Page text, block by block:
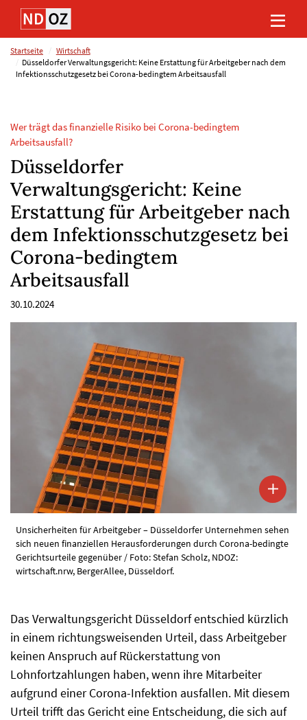
Direkt
Inhalt
(Eingabetaste)
Direkt
Hauptmenu
(Eingabetaste)
Direkt
Suche
(Eingabetaste)
Direkt
Footer
(Eingabetaste)
Startseite
Wirtschaft
Düsseldorfer Verwaltungsgericht: Keine Erstattung für Arbeitgeber nach dem
Infektionsschutzgesetz bei Corona-bedingtem Arbeitsausfall
Wer trägt das finanzielle Risiko bei Corona-bedingtem
Arbeitsausfall?
Düsseldorfer
Verwaltungsgericht: Keine
Erstattung für Arbeitgeber nach
dem Infektionsschutzgesetz bei
Corona-bedingtem
Arbeitsausfall
30.10.2024
Unsicherheiten für Arbeitgeber – Düsseldorfer Unternehmen sehen
sich neuen finanziellen Herausforderungen durch Corona-bedingte
Gerichtsurteile gegenüber / Foto: Stefan Scholz, NDOZ:
wirtschaft.nrw, BergerAllee, Düsseldorf.
Das Verwaltungsgericht Düsseldorf entschied kürzlich
in einem richtungsweisenden Urteil, dass Arbeitgeber
keinen Anspruch auf Rückerstattung von
Lohnfortzahlungen haben, wenn ihre Mitarbeiter
aufgrund einer Corona-Infektion ausfallen. Mit diesem
Urteil trifft das Gericht eine Entscheidung, die sich auf